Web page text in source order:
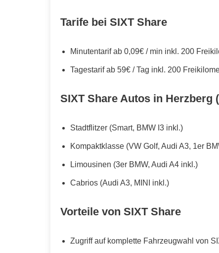
Tarife bei SIXT Share
Minutentarif ab 0,09€ / min inkl. 200
Tagestarif ab 59€ / Tag inkl. 200
SIXT Share Autos in Herzberg
Stadtflitzer (Smart, BMW I3 inkl.)
Kompaktklasse (VW Golf, Audi A3, 1er
Limousinen (3er BMW, Audi A4 inkl.)
Cabrios (Audi A3, MINI inkl.)
Vorteile von SIXT Share
Zugriff auf komplette Fahrzeugwahl von